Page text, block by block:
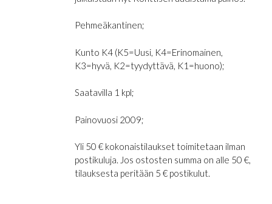
Pehmeäkantinen;
Kunto K4 (K5=Uusi, K4=Erinomainen,
K3=hyvä, K2=tyydyttävä, K1=huono);
Saatavilla 1 kpl;
Painovuosi 2009;
Yli 50 € kokonaistilaukset toimitetaan ilman
postikuluja. Jos ostosten summa on alle 50 €,
tilauksesta peritään 5 € postikulut.